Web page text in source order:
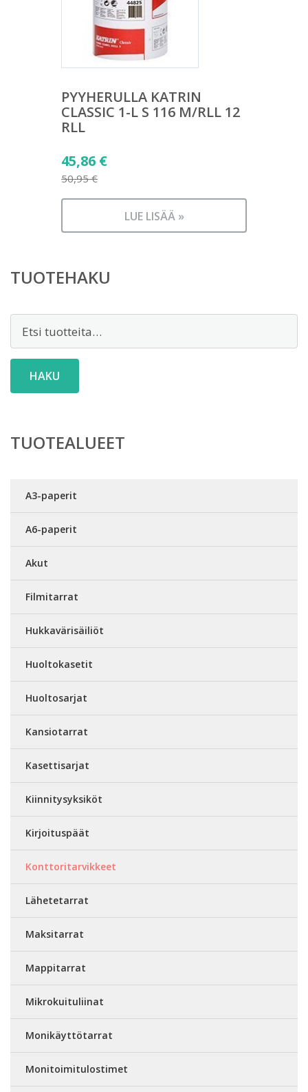
PYYHERULLA KATRIN
CLASSIC 1-L S 116 M/RLL 12
RLL
50,95€
Alkuperäinen
hinta
oli:
45,86 €
Nykyinen
on:
LUE LISÄÄ »
TUOTEHAKU
HAKU
TUOTEALUEET
A3-paperit
A6-paperit
Akut
Filmitarrat
Hukkavärisäiliöt
Huoltokasetit
Huoltosarjat
Kansiotarrat
Kasettisarjat
Kiinnitysyksiköt
Kirjoituspäät
Konttoritarvikkeet
Lähetetarrat
Maksitarrat
Mappitarrat
Mikrokuituliinat
Monikäyttötarrat
Monitoimitulostimet